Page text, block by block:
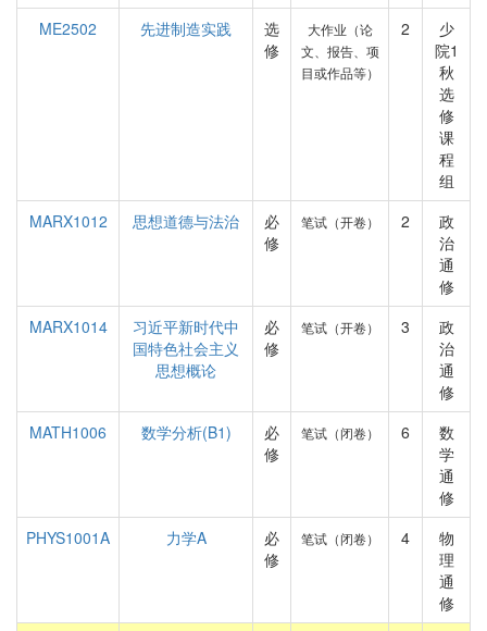
ME2502
先进制造实践
选
修
大作业（论
文、报告、项
目或作品等）
2
少
院1
秋
选
修
课
程
组
MARX1012
思想道德与法治
必
修
笔试（开卷） 2
政
治
通
修
MARX1014
习近平新时代中
国特色社会主义
思想概论
必
修
笔试（开卷） 3
政
治
通
修
MATH1006
数学分析(B1)
必
修
笔试（闭卷） 6
数
学
通
修
PHYS1001A
力学A
必
修
笔试（闭卷） 4
物
理
通
修